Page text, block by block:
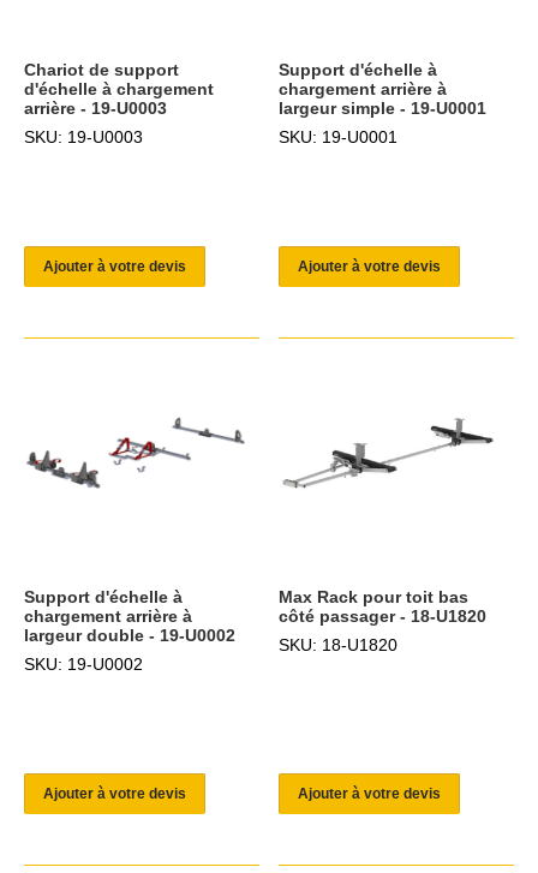
Chariot de support
d'échelle à chargement
arrière - 19-U0003
SKU: 19-U0003
Ajouter à votre devis
Support d'échelle à
chargement arrière à
largeur simple - 19-U0001
SKU: 19-U0001
Ajouter à votre devis
Support d'échelle à
chargement arrière à
largeur double - 19-U0002
SKU: 19-U0002
Ajouter à votre devis
Max Rack pour toit bas
côté passager - 18-U1820
SKU: 18-U1820
Ajouter à votre devis